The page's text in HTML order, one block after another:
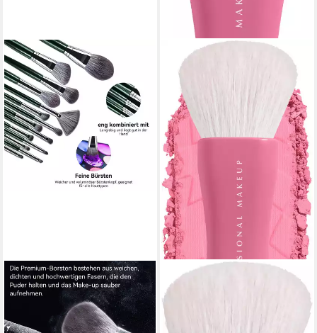
MUTIG
Kosmetikpinsel-Set Make Up
Pinselset 14tlg. Profi
Schminkpinsel Kit, Makeup
NYX PROFESSIONAL MAKEUP
Puderpinsel BUTTERMELT
abgeschrägtem Pinselkopf